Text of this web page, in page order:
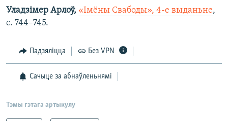
Уладзімер Арлоў, «Імёны Свабоды», 4-е выданьне,
с. 744–745.
Падзяліцца Без VPN
Сачыце за абнаўленьнямі
Тэмы гэтага артыкулу